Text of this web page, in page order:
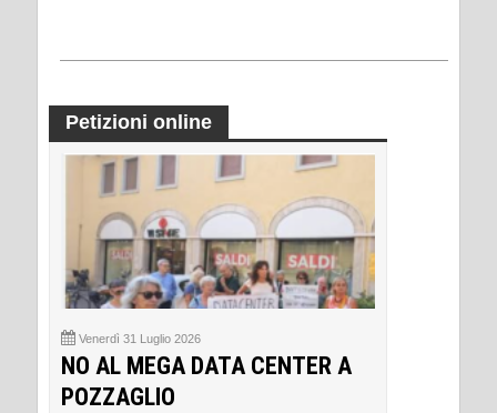
Petizioni online
Venerdì 31 Luglio 2026
NO AL MEGA DATA CENTER A
POZZAGLIO